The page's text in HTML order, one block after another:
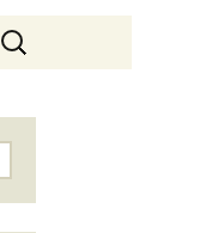
検